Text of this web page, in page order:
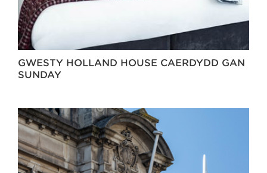
GWESTY HOLLAND HOUSE CAERDYDD GAN
SUNDAY